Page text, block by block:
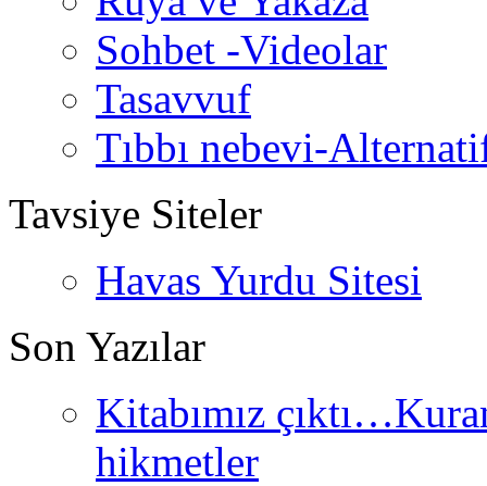
Sohbet -Videolar
Tasavvuf
Tıbbı nebevi-
Tavsiye Siteler
Havas Yurdu Sitesi
Son Yazılar
Kitabımız
hikmetler